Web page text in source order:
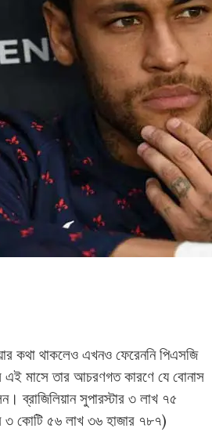
কথা থাকলেও এখনও ফেরেননি পিএসজি
এই মাসে তার আচরণগত কারণে যে বোনাস
ব্রাজিলিয়ান সুপারস্টার ৩ লাখ ৭৫
৩ কোটি ৫৬ লাখ ৩৬ হাজার ৭৮৭)